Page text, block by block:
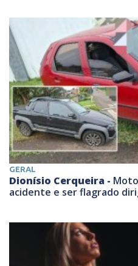
GERAL
Dionísio Cerqueira -
acidente e ser flagrado